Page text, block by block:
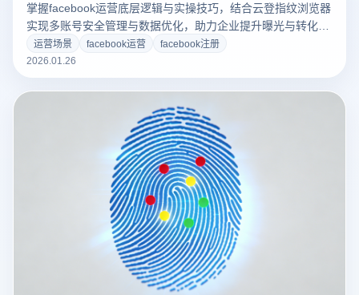
掌握facebook运营底层逻辑与实操技巧，结合云登指纹浏览器
实现多账号安全管理与数据优化，助力企业提升曝光与转化效
率。
运营场景 facebook运营
facebook注册
2026.01.26